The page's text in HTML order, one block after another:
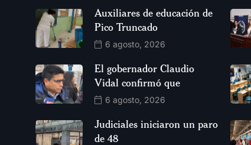
Auxiliares de educación de
Pico Truncado
6 agosto, 2026
El gobernador Claudio
Vidal confirmó que
6 agosto, 2026
Judiciales iniciaron un paro
de 48